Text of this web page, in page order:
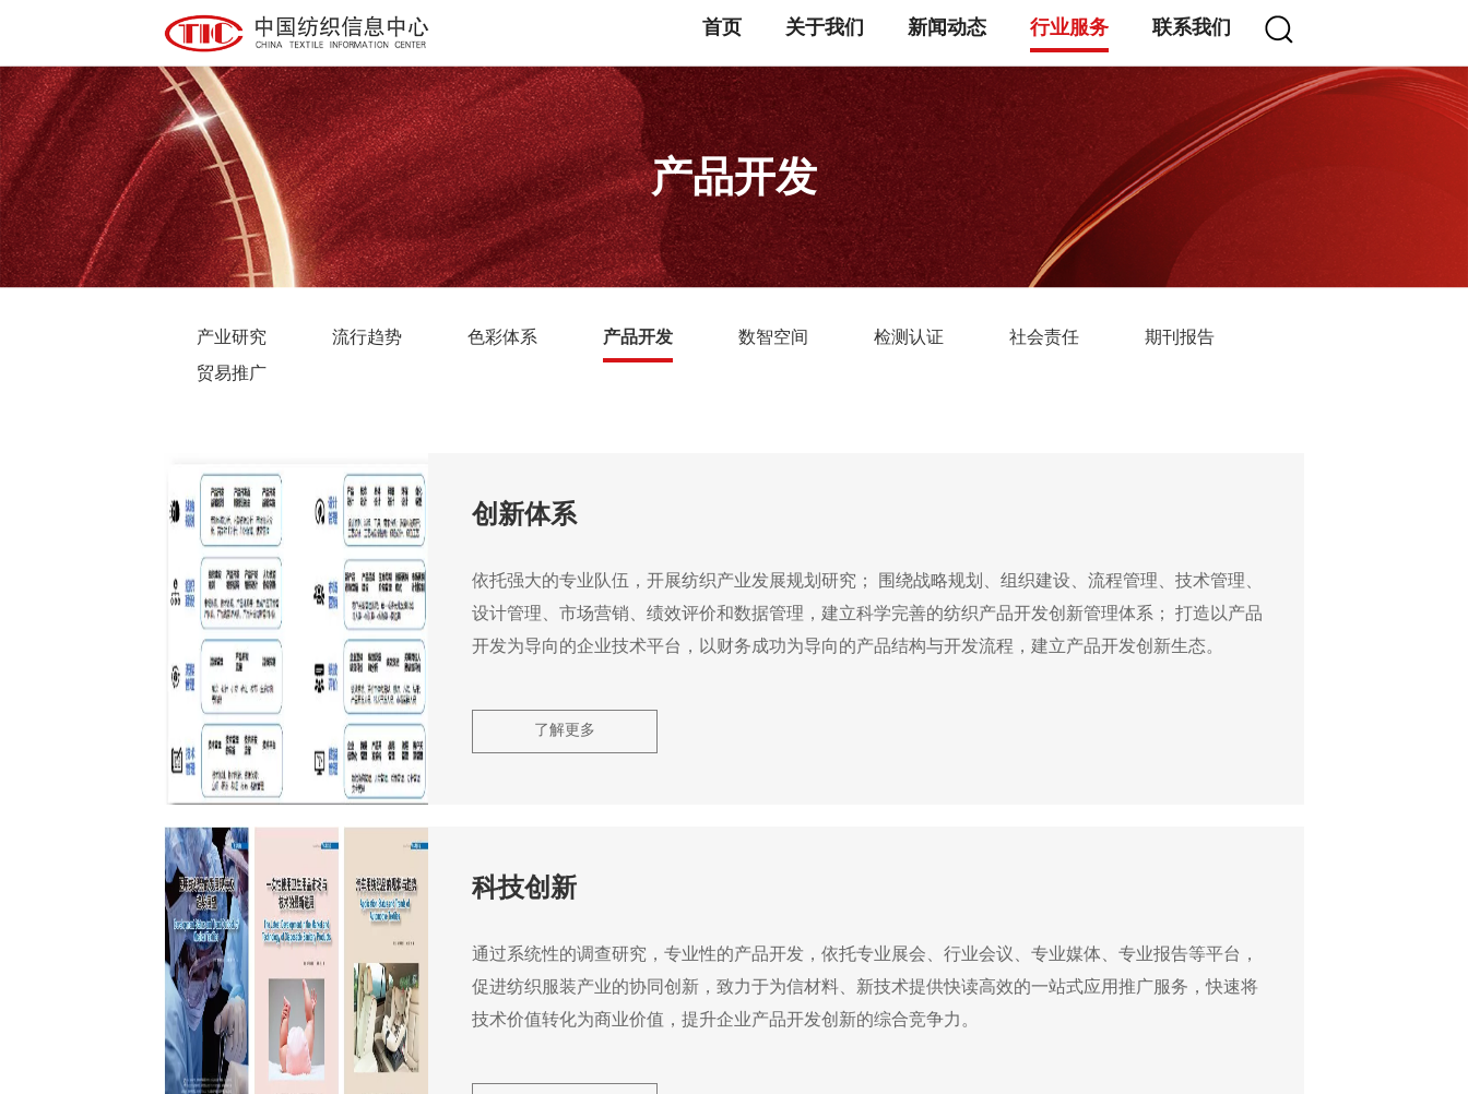
首页 关于我们 新闻动态 行业服务 联系我们
产品开发
产业研究 流行趋势 色彩体系 产品开发 数智空间 检测认证 社会责任
期刊报告
贸易推广
创新体系
依托强大的专业队伍，开展纺织产业发展规划研究； 围绕战略规划、组织建设、流程管理、技术管理、
设计管理、市场营销、绩效评价和数据管理，建立科学完善的纺织产品开发创新管理体系； 打造以产品
开发为导向的企业技术平台，以财务成功为导向的产品结构与开发流程，建立产品开发创新生态。
了解更多
科技创新
通过系统性的调查研究，专业性的产品开发，依托专业展会、行业会议、专业媒体、专业报告等平台，
促进纺织服装产业的协同创新，致力于为信材料、新技术提供快读高效的一站式应用推广服务，快速将
技术价值转化为商业价值，提升企业产品开发创新的综合竞争力。